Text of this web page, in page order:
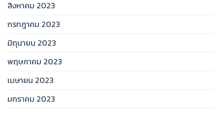
สิงหาคม 2023
กรกฎาคม 2023
มิถุนายน 2023
พฤษภาคม 2023
เมษายน 2023
มกราคม 2023